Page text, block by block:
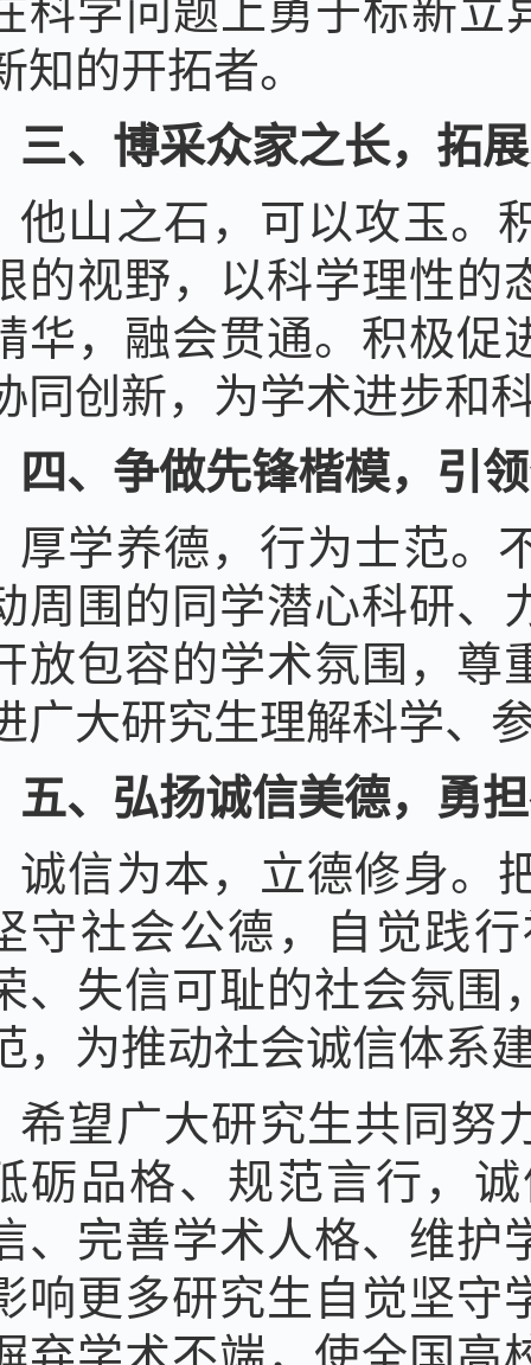
科学问题上勇于标新立
知的开拓者。
三、博采众家之长，拓
他山之石，可以攻玉。
的视野，以科学理性的
华，融会贯通。积极促
同创新，为学术进步和
四、争做先锋楷模，引
厚学养德，行为士范。
周围的同学潜心科研、
放包容的学术氛围，尊
广大研究生理解科学、
五、弘扬诚信美德，勇
诚信为本，立德修身。
守社会公德，自觉践
、失信可耻的社会氛围
，为推动社会诚信体系
希望广大研究生共同努
砺品格、规范言行，
、完善学术人格、维护
响更多研究生自觉坚守